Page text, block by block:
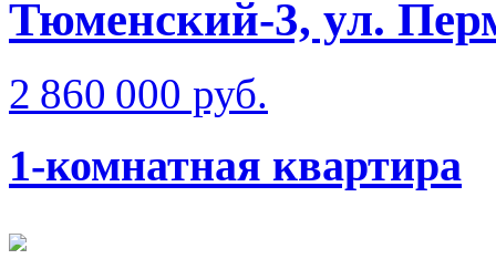
Тюменский-3, ул.
2 860 000 руб.
1-комнатная квартира